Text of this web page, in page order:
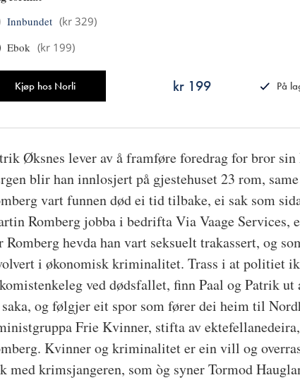
Innbundet (kr 329)
Ebok (kr 199)
Kjøp hos Norli kr 199
På
Øksnes lever av å framføre foredrag for bror sin
blir han innlosjert på gjestehuset 23 rom,
vart funnen død ei tid tilbake, ei sak som
Romberg jobba i bedrifta Via Vaage Services,
Romberg hevda han vart seksuelt trakassert, og
i økonomisk kriminalitet. Trass i at politiet
ved dødsfallet, finn Paal og Patrik
og følgjer eit spor som fører dei heim til
Frie Kvinner, stifta av
Kvinner og kriminalitet er ein vill og
med krimsjangeren, som òg syner Tormod